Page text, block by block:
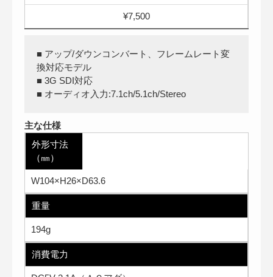
¥7,500
■ アップ/ダウンコンバート、フレームレート変
換対応モデル
■ 3G SDI対応
■ オーディオ入力:7.1ch/5.1ch/Stereo
主な仕様
外形寸法
（㎜）
W104×H26×D63.6
重量
194g
消費電力